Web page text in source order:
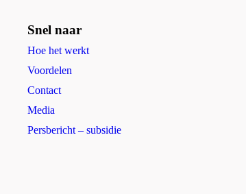
Snel naar
Hoe het werkt
Voordelen
Contact
Media
Persbericht – subsidie